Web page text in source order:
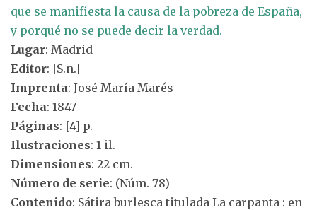
que se manifiesta la causa de la pobreza de España,
y porqué no se puede decir la verdad.
Lugar: Madrid
Editor: [S.n.]
Imprenta: José María Marés
Fecha: 1847
Páginas: [4] p.
Ilustraciones: 1 il.
Dimensiones: 22 cm.
Número de serie: (Núm. 78)
Contenido: Sátira burlesca titulada La carpanta : en